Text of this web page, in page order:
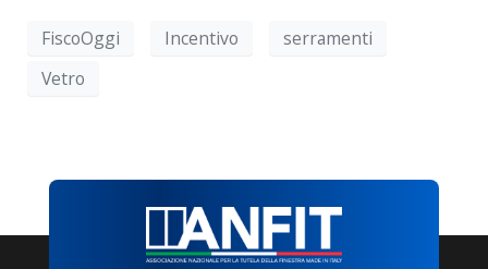
FiscoOggi Incentivo
serramenti
Vetro